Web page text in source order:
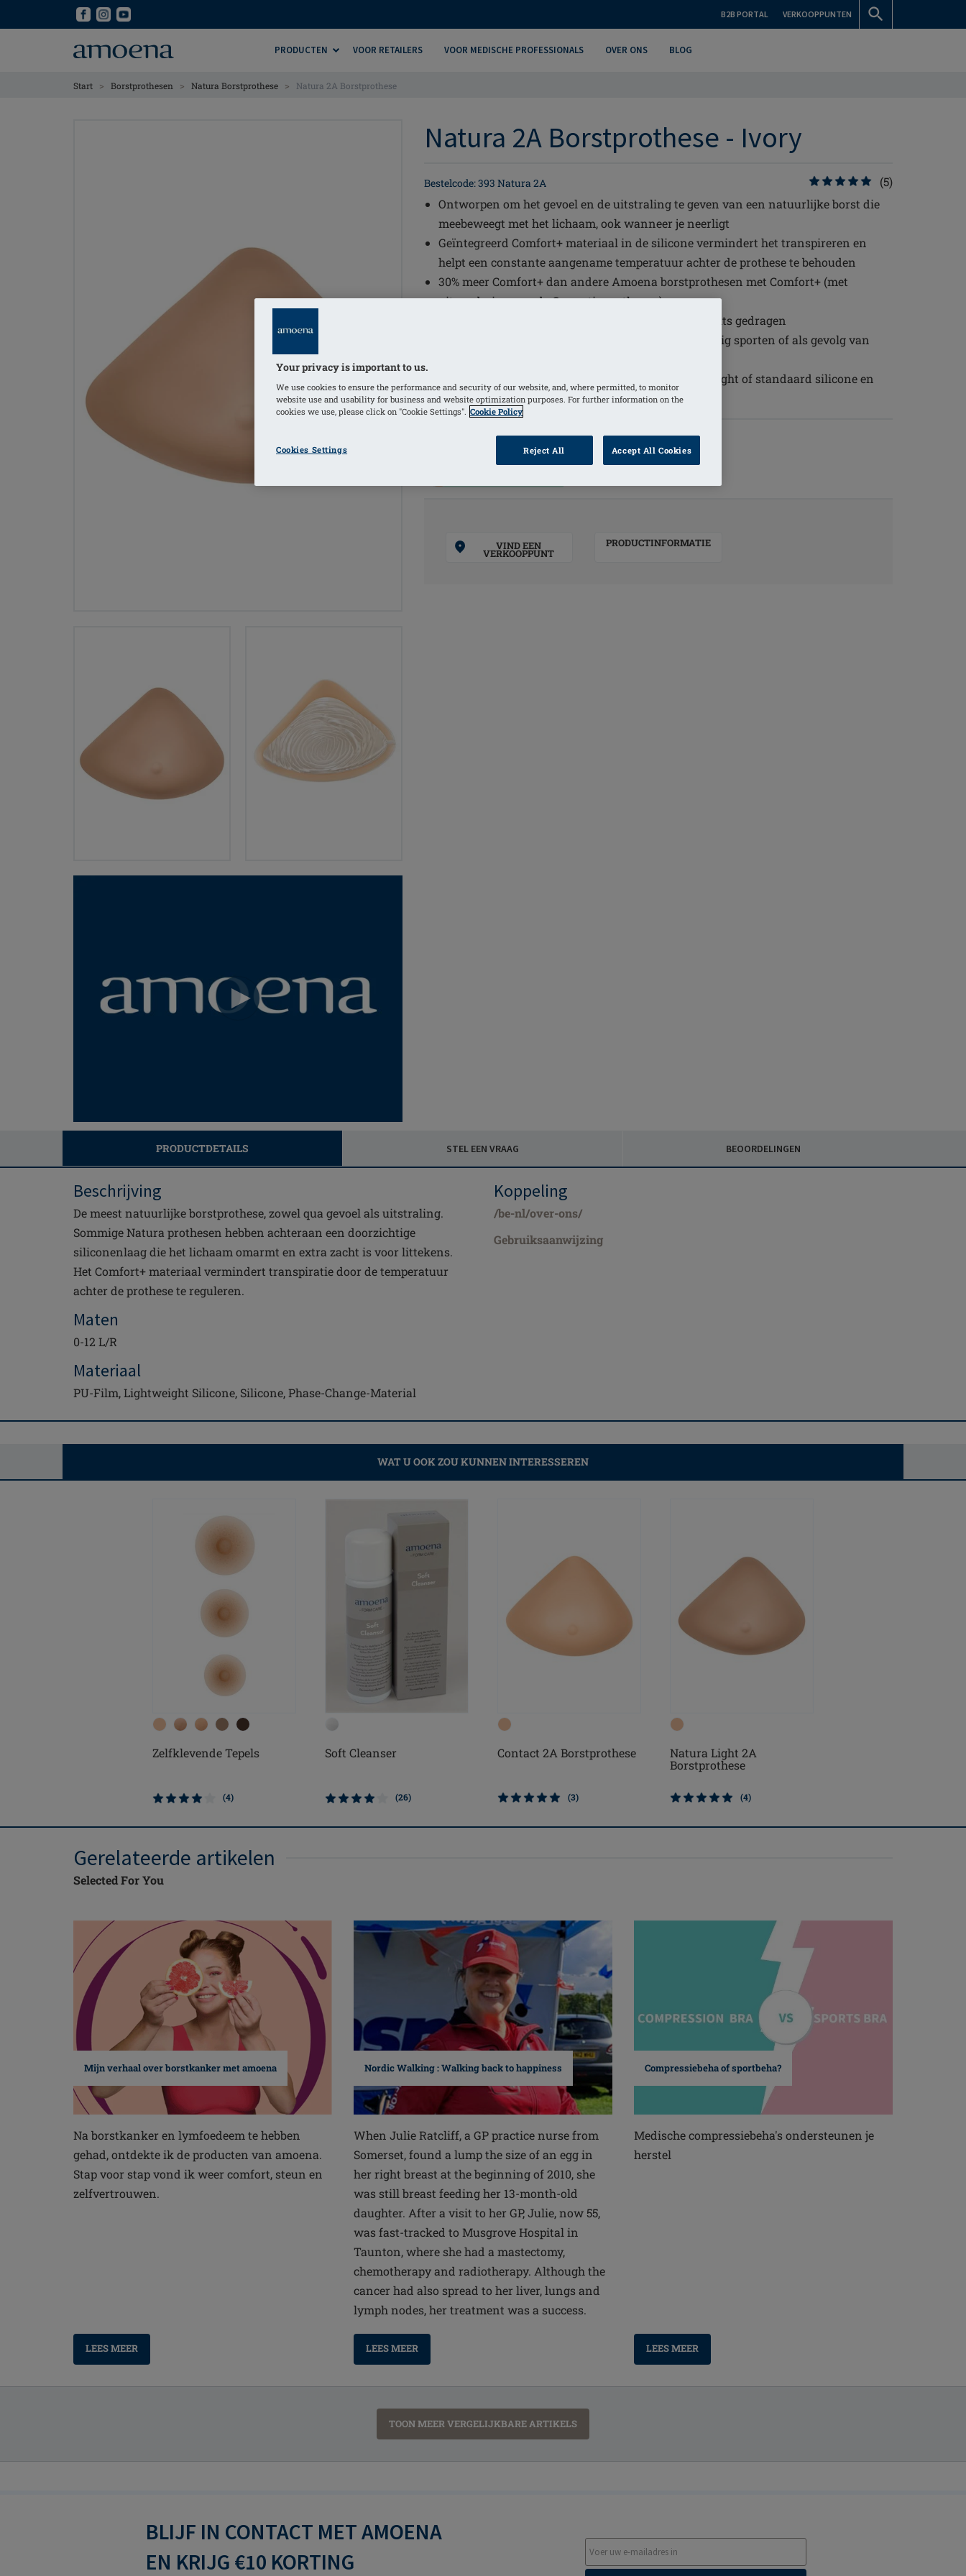
B2B PORTAL VERKOOPPUNTEN
PRODUCTEN VOOR RETAILERS VOOR MEDISCHE PROFESSIONALS OVER ONS BLOG
Start > Borstprothesen > Natura Borstprothese > Natura 2A Borstprothese
Natura 2A Borstprothese - Ivory
Bestelcode: 393 Natura 2A
(5)
Ontworpen om het gevoel en de uitstraling te geven van een natuurlijke borst die
meebeweegt met het lichaam, ook wanneer je neerligt
Geïntegreerd Comfort+ materiaal in de silicone vermindert het transpireren en
helpt een constante aangename temperatuur achter de prothese te behouden
30% meer Comfort+ dan andere Amoena borstprothesen met Comfort+ (met
uitzondering van de Cosmetic prothesen)
Asymmetrische vorm - wordt ofwel links ofwel rechts gedragen
Ideaal voor vrouwen die transpireren door regelmatig sporten of als gevolg van
Comfort+ temperatuurregelend materiaal; Intouch light of standaard silicone en
superzacht laagje
VIND EEN
VERKOOPPUNT
PRODUCTINFORMATIE
PRODUCTDETAILS STEL EEN VRAAG BEOORDELINGEN
Beschrijving
De meest natuurlijke borstprothese, zowel qua gevoel als uitstraling.
Sommige Natura prothesen hebben achteraan een doorzichtige
siliconenlaag die het lichaam omarmt en extra zacht is voor littekens.
Het Comfort+ materiaal vermindert transpiratie door de temperatuur
achter de prothese te reguleren.
Maten
0-12 L/R
Materiaal
PU-Film, Lightweight Silicone, Silicone, Phase-Change-Material
Koppeling
/be-nl/over-ons/
Gebruiksaanwijzing
WAT U OOK ZOU KUNNEN INTERESSEREN
Zelfklevende Tepels
(4)
Soft Cleanser
(26)
Contact 2A Borstprothese
(3)
Natura Light 2A
Borstprothese
(4)
Gerelateerde artikelen
Selected For You
Mijn verhaal over borstkanker met amoena
Na borstkanker en lymfoedeem te hebben
gehad, ontdekte ik de producten van amoena.
Stap voor stap vond ik weer comfort, steun en
zelfvertrouwen.
LEES MEER
Nordic Walking : Walking back to happiness
When Julie Ratcliff, a GP practice nurse from
Somerset, found a lump the size of an egg in
her right breast at the beginning of 2010, she
was still breast feeding her 13-month-old
daughter. After a visit to her GP, Julie, now 55,
was fast-tracked to Musgrove Hospital in
Taunton, where she had a mastectomy,
chemotherapy and radiotherapy. Although the
cancer had also spread to her liver, lungs and
lymph nodes, her treatment was a success.
LEES MEER
Compressiebeha of sportbeha?
Medische compressiebeha's ondersteunen je
herstel
LEES MEER
TOON MEER VERGELIJKBARE ARTIKELS
BLIJF IN CONTACT MET AMOENA
EN KRIJG €10 KORTING
Your privacy is important to us.
We use cookies to ensure the performance and security of our website, and, where permitted, to monitor
website use and usability for business and website optimization purposes. For further information on the
cookies we use, please click on "Cookie Settings". Cookie Policy
Cookies Settings Reject All Accept All Cookies